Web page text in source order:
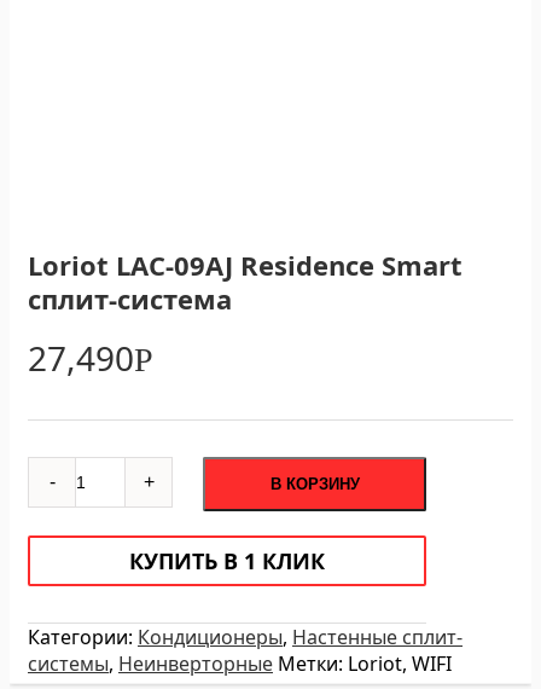
Loriot LAC-09AJ Residence Smart
сплит-система
27,490Р
+
Loriot
Residence
сплит-
система
- В КОРЗИНУ
КУПИТЬ В 1 КЛИК
Категории: Кондиционеры, Настенные сплит-
системы, Неинверторные Метки: Loriot, WIFI